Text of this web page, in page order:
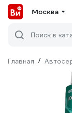
Москва
Поиск в
Главная /